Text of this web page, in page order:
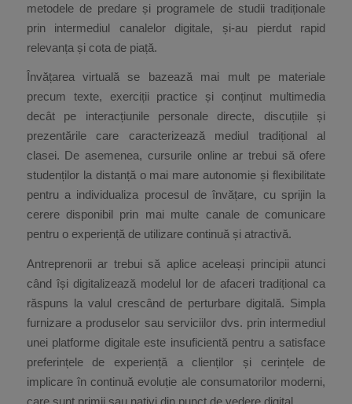
metodele de predare și programele de studii tradiționale
prin intermediul canalelor digitale, și-au pierdut rapid
relevanța și cota de piață.
Învățarea virtuală se bazează mai mult pe materiale
precum texte, exerciții practice și conținut multimedia
decât pe interacțiunile personale directe, discuțiile și
prezentările care caracterizează mediul tradițional al
clasei. De asemenea, cursurile online ar trebui să ofere
studenților la distanță o mai mare autonomie și flexibilitate
pentru a individualiza procesul de învățare, cu sprijin la
cerere disponibil prin mai multe canale de comunicare
pentru o experiență de utilizare continuă și atractivă.
Antreprenorii ar trebui să aplice aceleași principii atunci
când își digitalizează modelul lor de afaceri tradițional ca
răspuns la valul crescând de perturbare digitală. Simpla
furnizare a produselor sau serviciilor dvs. prin intermediul
unei platforme digitale este insuficientă pentru a satisface
preferințele de experiență a clienților și cerințele de
implicare în continuă evoluție ale consumatorilor moderni,
care sunt primii sau nativi din punct de vedere digital.